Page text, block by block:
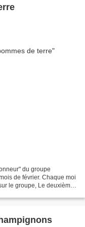
du groupe
de février. Chaque moi
le groupe, Le deuxième